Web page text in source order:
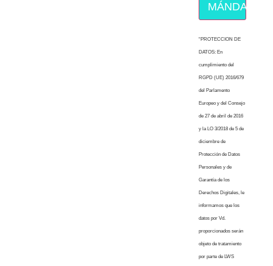
MÁNDAME
“PROTECCION DE
DATOS: En
cumplimiento del
RGPD (UE) 2016/679
del Parlamento
Europeo y del Consejo
de 27 de abril de 2016
y la LO 3/2018 de 5 de
diciembre de
Protección de Datos
Personales y de
Garantía de los
Derechos Digitales, le
informamos que los
datos por Vd.
proporcionados serán
objeto de tratamiento
por parte de LWS